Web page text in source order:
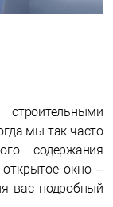
мы так часто
содержания
открытое окно –
вас подробный